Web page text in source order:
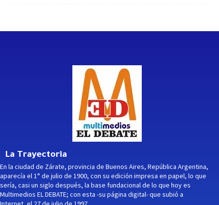
La Trayectoria
En la ciudad de Zárate, provincia de Buenos Aires, República Argentina,
aparecía el 1° de julio de 1900, con su edición impresa en papel, lo que
sería, casi un siglo después, la base fundacional de lo que hoy es
Multimedios EL DEBATE; con esta -su página digital- que subió a